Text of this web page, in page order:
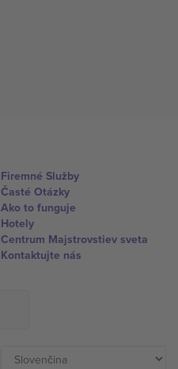
Firemné Služby
Časté Otázky
Ako to funguje
Hotely
Centrum Majstrovstiev sveta
Kontaktujte nás